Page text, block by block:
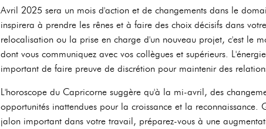
Avril 2025 sera un mois d'action et de changements dans le
inspirera à prendre les rênes et à faire des choix décisifs dans
relocalisation ou la prise en charge d'un nouveau projet, c'est le
dont vous communiquez avec vos collègues et supérieurs.
important de faire preuve de discrétion pour maintenir des
L'horoscope du Capricorne suggère qu'à la mi-avril, des
opportunités inattendues pour la croissance et la
jalon important dans votre travail, préparez-vous à une